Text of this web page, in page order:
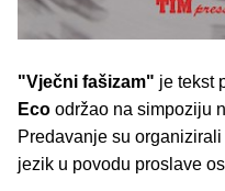
"Vječni fašizam" je tekst
Eco održao na simpoziju
Predavanje su
jezik u povodu proslave